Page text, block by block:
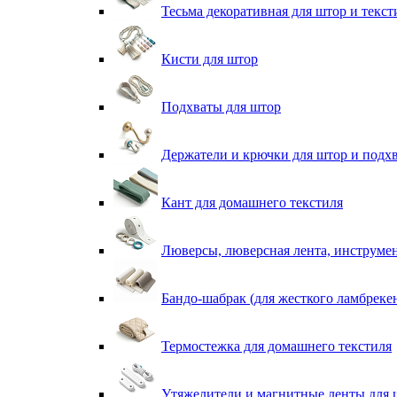
Тесьма декоративная для штор и
Кисти для штор
Подхваты для штор
Держатели и крючки для штор и
Кант для домашнего текстиля
Люверсы, люверсная лента,
Бандо-шабрак (для жесткого
Термостежка для домашнего текстиля
Утяжелители и магнитные ленты для